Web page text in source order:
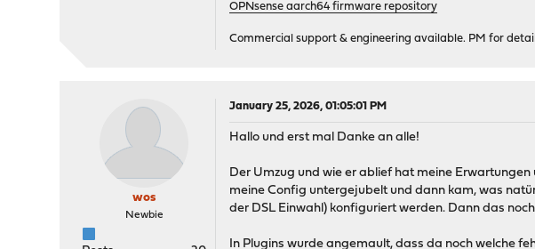
OPNsense aarch64 firmware repository
Commercial support & engineering available. PM for
wos
Newbie
January 25, 2026, 01:05:01 PM
Hallo und erst mal Danke an alle!
Der Umzug und wie er ablief hat meine
meine Config untergejubelt und dann kam, was
der DSL Einwahl) konfiguriert werden. Dann das
In Plugins wurde angemault, dass da noch welche